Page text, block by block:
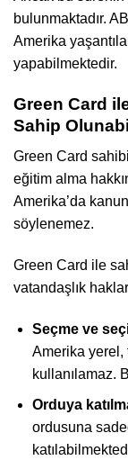
bulunmaktadır.
Amerika
yapabilmektedir.
Green Card
Sahip
Green Card
eğitim alma
Amerika’da
söylenemez.
Green Card ile
vatandaşlık
Seçme ve
Amerika yerel,
kullanılamaz.
Orduya
ordusuna